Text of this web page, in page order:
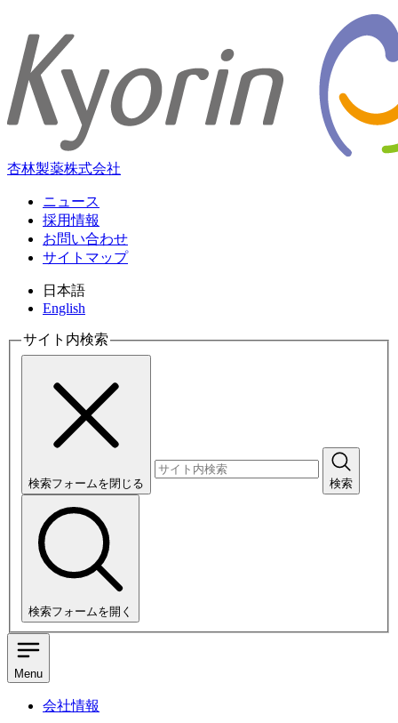
杏林製薬株式会社
ニュース
採用情報
お問い合わせ
サイトマップ
日本語
English
サイト内検索
検索フォームを閉じる 検索
検索フォームを開く
Menu
会社情報